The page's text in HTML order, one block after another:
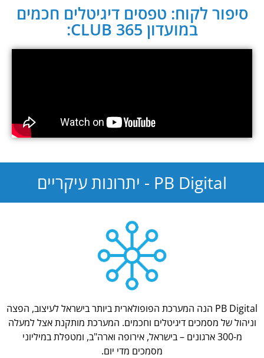
סיפור לקוח: טפסים דיגיטלים חכמים
במועדון CLUB 365:
PB Digital - יתרונות עיקריים
PB Digital הנה המערכת הפופולארית ביותר בישראל לעיצוב, הפצה
וניהול של מסמכים דיגיטלים וחכמים. המערכת מותקנת אצל למעלה
מ-300 ארגונים – בישראל, אירופה וארה"ב, ומטפלת במיליוני
מסמכים מדי יום.